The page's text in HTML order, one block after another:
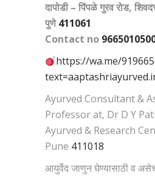
दापोडी – पिंपळे गुरव रोड,
पुणे411061
Contact no
https://wa.me/
Ayurved Consultant &
Professor at, Dr D Y
Ayurved & Research
Pune 411018
आयुर्वेद जाणुन घेण्यासाठी व